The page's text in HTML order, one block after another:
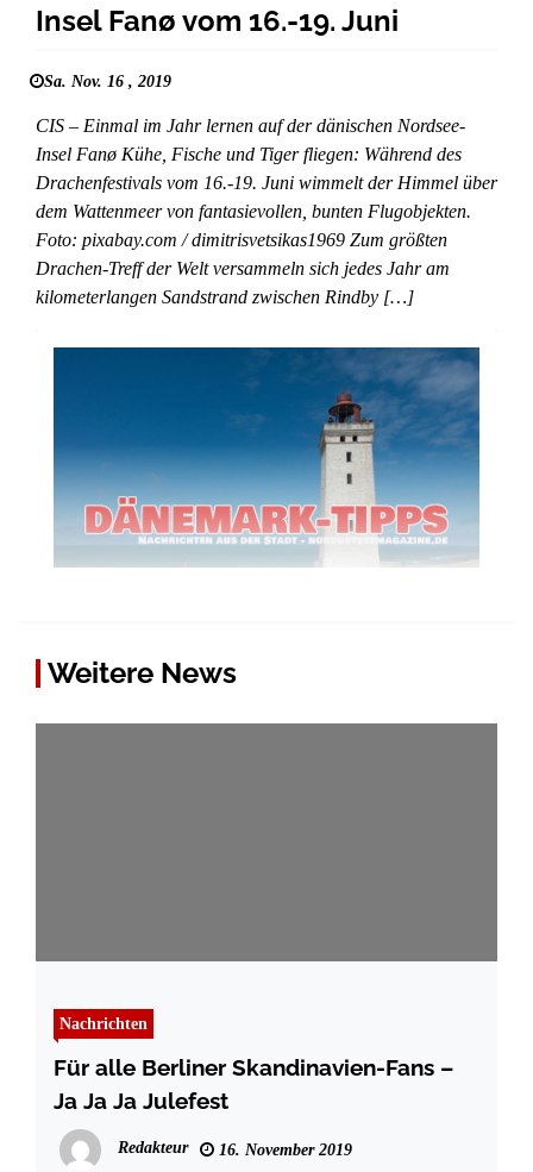
Insel Fanø vom 16.-19. Juni
Sa. Nov. 16 , 2019
CIS – Einmal im Jahr lernen auf der dänischen Nordsee-
Insel Fanø Kühe, Fische und Tiger fliegen: Während des
Drachenfestivals vom 16.-19. Juni wimmelt der Himmel über
dem Wattenmeer von fantasievollen, bunten Flugobjekten.
Foto: pixabay.com / dimitrisvetsikas1969 Zum größten
Drachen-Treff der Welt versammeln sich jedes Jahr am
kilometerlangen Sandstrand zwischen Rindby […]
Weitere News
Nachrichten
Für alle Berliner Skandinavien-Fans –
Ja Ja Ja Julefest
Redakteur 16. November 2019